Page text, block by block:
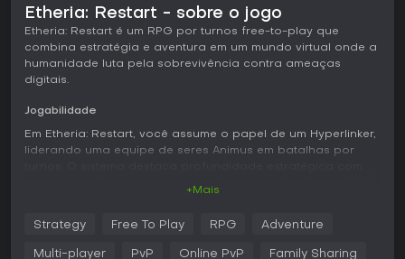
Etheria: Restart - sobre o jogo
Etheria: Restart é um RPG por turnos free-to-play que
combina estratégia e aventura em um mundo virtual onde a
humanidade luta pela sobrevivência contra ameaças
digitais.
Jogabilidade
Em Etheria: Restart, você assume o papel de um Hyperlinker,
liderando uma equipe de seres Animus em batalhas por
pela cidade virtual em busca de ameaças e aliados.
+Mais
Strategy Free To Play RPG Adventure
Multi-player PvP Online PvP Family Sharing